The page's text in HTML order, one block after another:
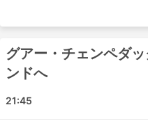
のバスで提供されていま
ギュラーと呼ばれること
旅行に適しています。寝台
布、ソフトドリンク、スナ
が提供されることもあり
宿泊費を節約できますが、
グアー・チェンペダ
ンドへ
21:45